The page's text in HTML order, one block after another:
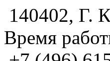
140402,
Время